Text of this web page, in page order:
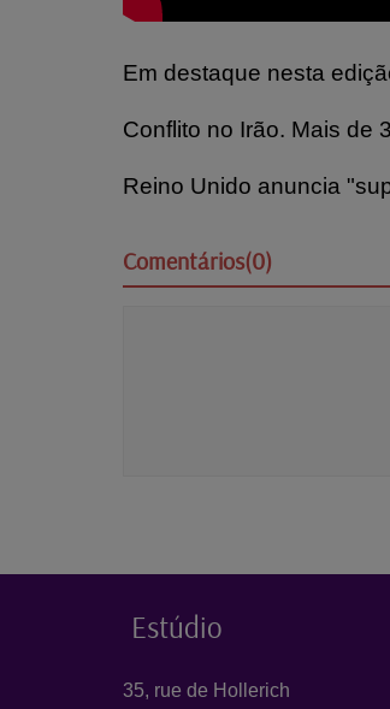
Em destaque nesta
Conflito no Irão. Mais de
Reino Unido anuncia
Comentários(0)
Estúdio
35, rue de Hollerich